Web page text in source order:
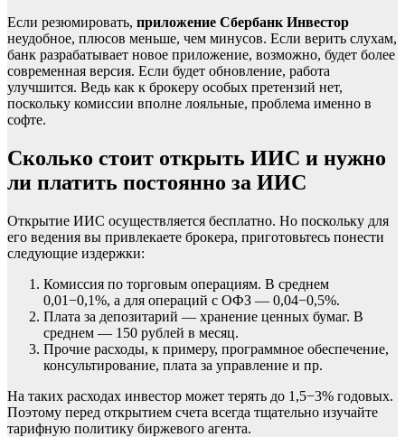
Если резюмировать, приложение Сбербанк Инвестор
неудобное, плюсов меньше, чем минусов. Если верить слухам,
банк разрабатывает новое приложение, возможно, будет более
современная версия. Если будет обновление, работа
улучшится. Ведь как к брокеру особых претензий нет,
поскольку комиссии вполне лояльные, проблема именно в
софте.
Сколько стоит открыть ИИС и нужно
ли платить постоянно за ИИС
Открытие ИИС осуществляется бесплатно. Но поскольку для
его ведения вы привлекаете брокера, приготовьтесь понести
следующие издержки:
Комиссия по торговым операциям. В среднем
0,01−0,1%, а для операций с ОФЗ — 0,04−0,5%.
Плата за депозитарий — хранение ценных бумаг. В
среднем — 150 рублей в месяц.
Прочие расходы, к примеру, программное обеспечение,
консультирование, плата за управление и пр.
На таких расходах инвестор может терять до 1,5−3% годовых.
Поэтому перед открытием счета всегда тщательно изучайте
тарифную политику биржевого агента.